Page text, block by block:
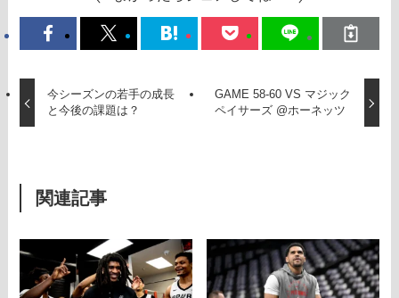
今シーズンの若手の成長
と今後の課題は？
GAME 58-60 VS マジック
ペイサーズ @ホーネッツ
関連記事